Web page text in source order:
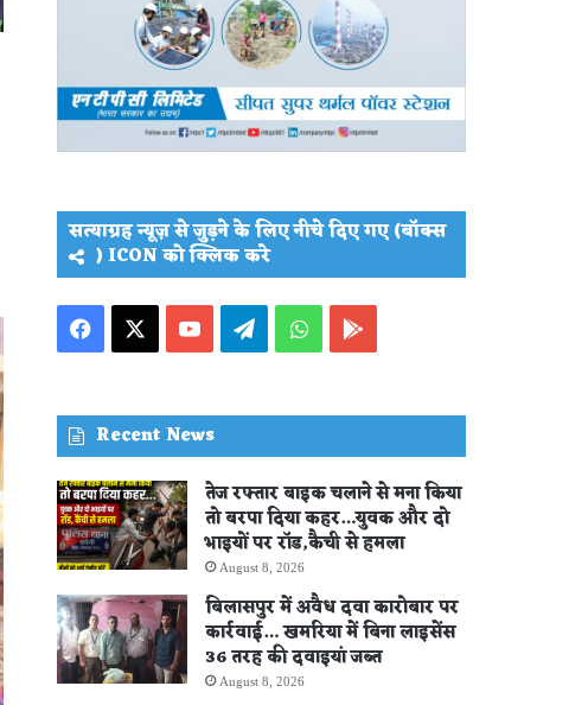
सत्याग्रह न्यूज़ से जुड़ने के लिए नीचे दिए गए (बॉक्स
) ICON को क्लिक करे
Facebook YouTubeTelegramWhatsApp
Recent News
तेज रफ्तार बाइक चलाने से मना किया
तो बरपा दिया कहर…युवक और दो
भाइयों पर रॉड,कैची से हमला
August 8, 2026
बिलासपुर में अवैध दवा कारोबार पर
कार्रवाई… खमरिया में बिना लाइसेंस
36 तरह की दवाइयां जब्त
August 8, 2026